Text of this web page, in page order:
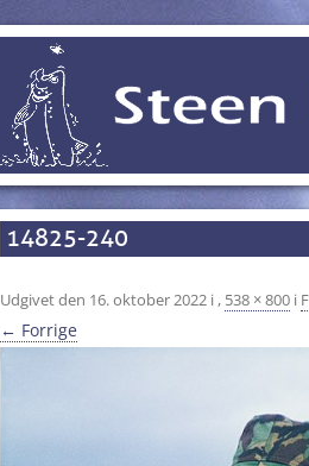
14825-240
Udgivet den 16. oktober 2022 i , 538 × 800 i
← Forrige